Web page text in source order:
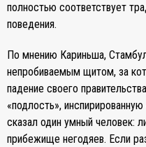
полностью соответствует
поведения.
По мнению Кариньша,
непробиваемым щитом, за
падение своего
«подлость»,
сказал один умный человек:
прибежище негодяев. Если